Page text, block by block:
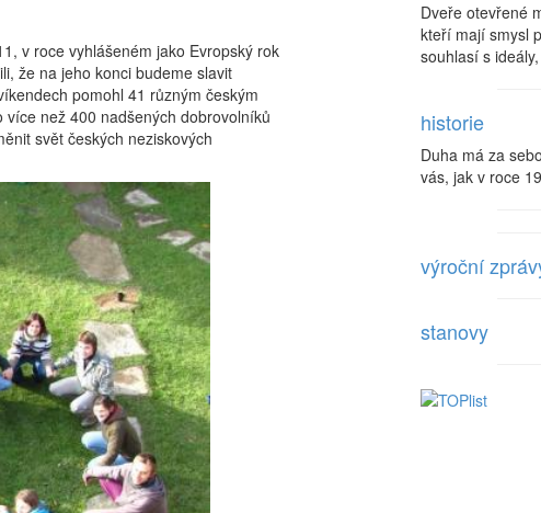
v roce vyhlášeném jako Evropský rok
že na jeho konci budeme slavit
pomohl 41 různým českým
než 400 nadšených dobrovolníků
svět českých neziskových
Dveře otevřené
kteří mají smysl
souhlasí s
historie
Duha má za
vás, jak v roce
výroční
stanovy